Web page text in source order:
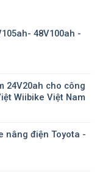
48V100ah -
24V20ah cho công
Wiibike Việt Nam
nâng điện Toyota -